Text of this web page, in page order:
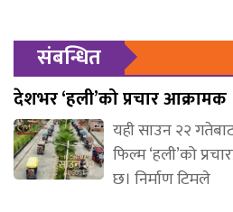
संबन्धित
देशभर ‘हली’को प्रचार आक्रामक
यही साउन २२
फिल्म ‘हली’को
छ। निर्माण टिमले